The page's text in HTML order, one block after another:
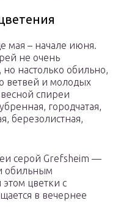
мая – начале июня.
не очень
настолько обильно,
ветвей и молодых
спиреи
городчатая,
березолистная,
серой Grefsheim —
обильным
цветки с
в вечернее